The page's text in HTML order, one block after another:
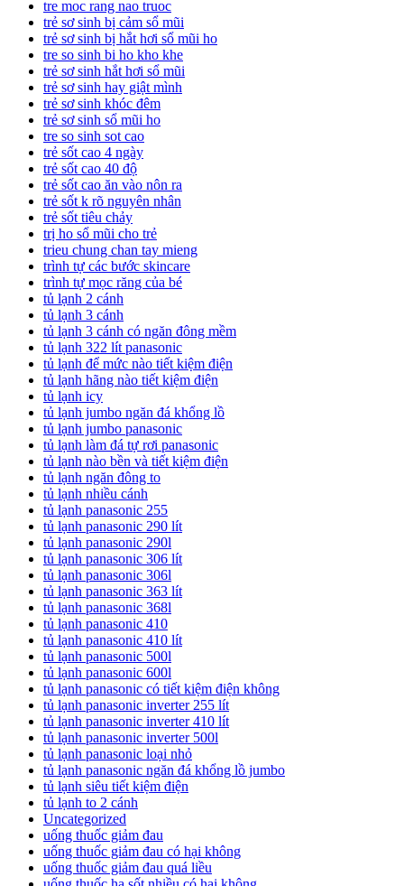
tre moc rang nao truoc
trẻ sơ sinh bị cảm sổ mũi
trẻ sơ sinh bị hắt hơi sổ mũi ho
tre so sinh bi ho kho khe
trẻ sơ sinh hắt hơi sổ mũi
trẻ sơ sinh hay giật mình
trẻ sơ sinh khóc đêm
trẻ sơ sinh sổ mũi ho
tre so sinh sot cao
trẻ sốt cao 4 ngày
trẻ sốt cao 40 độ
trẻ sốt cao ăn vào nôn ra
trẻ sốt k rõ nguyên nhân
trẻ sốt tiêu chảy
trị ho sổ mũi cho trẻ
trieu chung chan tay mieng
trình tự các bước skincare
trình tự mọc răng của bé
tủ lạnh 2 cánh
tủ lạnh 3 cánh
tủ lạnh 3 cánh có ngăn đông mềm
tủ lạnh 322 lít panasonic
tủ lạnh để mức nào tiết kiệm điện
tủ lạnh hãng nào tiết kiệm điện
tủ lạnh icy
tủ lạnh jumbo ngăn đá khổng lồ
tủ lạnh jumbo panasonic
tủ lạnh làm đá tự rơi panasonic
tủ lạnh nào bền và tiết kiệm điện
tủ lạnh ngăn đông to
tủ lạnh nhiều cánh
tủ lạnh panasonic 255
tủ lạnh panasonic 290 lít
tủ lạnh panasonic 290l
tủ lạnh panasonic 306 lít
tủ lạnh panasonic 306l
tủ lạnh panasonic 363 lít
tủ lạnh panasonic 368l
tủ lạnh panasonic 410
tủ lạnh panasonic 410 lít
tủ lạnh panasonic 500l
tủ lạnh panasonic 600l
tủ lạnh panasonic có tiết kiệm điện không
tủ lạnh panasonic inverter 255 lít
tủ lạnh panasonic inverter 410 lít
tủ lạnh panasonic inverter 500l
tủ lạnh panasonic loại nhỏ
tủ lạnh panasonic ngăn đá khổng lồ jumbo
tủ lạnh siêu tiết kiệm điện
tủ lạnh to 2 cánh
Uncategorized
uống thuốc giảm đau
uống thuốc giảm đau có hại không
uống thuốc giảm đau quá liều